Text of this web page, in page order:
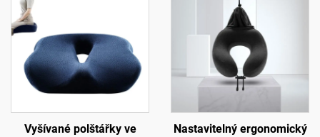
Vyšívané polštářky ve
Nastavitelný ergonomický